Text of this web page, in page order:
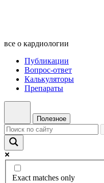
все о кардиологии
Публикации
Вопрос-ответ
Калькуляторы
Препараты
Полезное
Exact matches only